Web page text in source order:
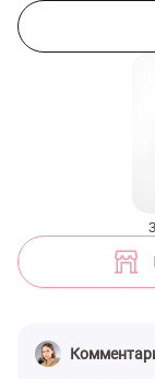
Золотистая брошь в